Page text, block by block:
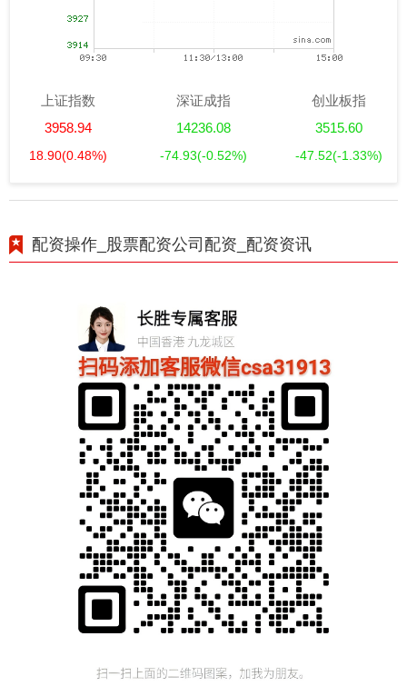
上证指数
3958.94
18.90(0.48%)
深证成指
14236.08
-74.93(-0.52%)
创业板指
3515.60
-47.52(-1.33%)
配资操作_股票配资公司配资_配资资讯